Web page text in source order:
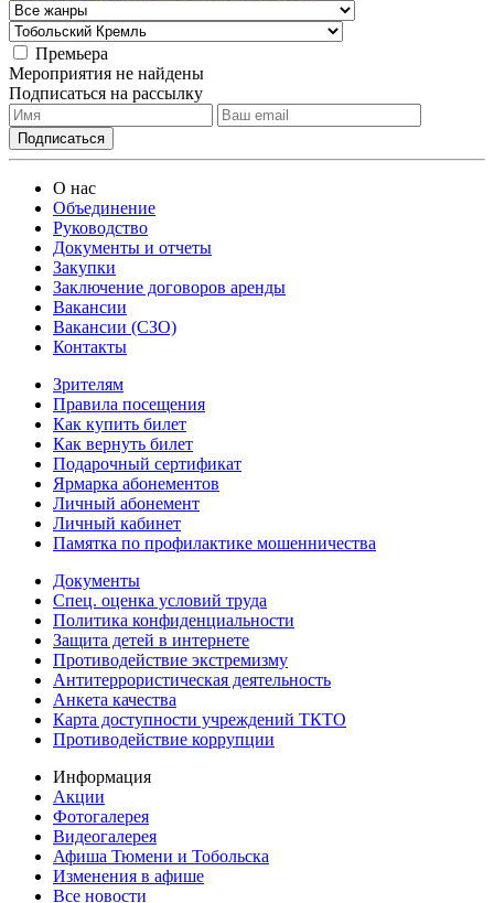
Премьера
Мероприятия не найдены
Подписаться на рассылку
О нас
Объединение
Руководство
Документы и отчеты
Закупки
Заключение договоров аренды
Вакансии
Вакансии (СЗО)
Контакты
Зрителям
Правила посещения
Как купить билет
Как вернуть билет
Подарочный сертификат
Ярмарка абонементов
Личный абонемент
Личный кабинет
Памятка по профилактике мошенничества
Документы
Спец. оценка условий труда
Политика конфиденциальности
Защита детей в интернете
Противодействие экстремизму
Антитеррористическая деятельность
Анкета качества
Карта доступности учреждений ТКТО
Противодействие коррупции
Информация
Акции
Фотогалерея
Видеогалерея
Афиша Тюмени и Тобольска
Изменения в афише
Все новости